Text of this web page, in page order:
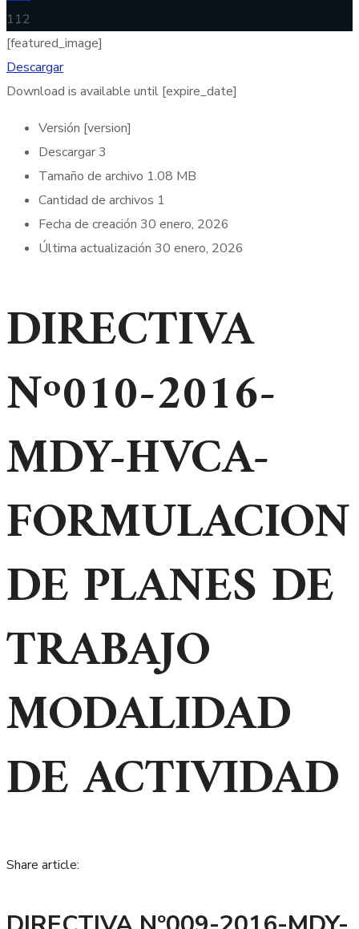
112
[featured_image]
Descargar
Download is available until [expire_date]
Versión [version]
Descargar3
Tamaño de archivo 1.08 MB
Cantidad de archivos 1
Fecha de creación 30 enero, 2026
Última actualización 30 enero, 2026
DIRECTIVA
Nº010-2016-
MDY-HVCA-
FORMULACION
DE PLANES DE
TRABAJO
MODALIDAD
DE ACTIVIDAD
Share article: